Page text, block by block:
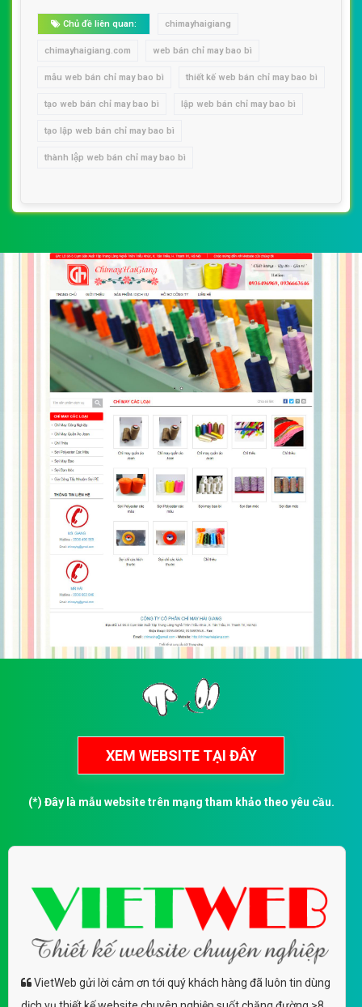
Chủ đề liên quan: chimayhaigiang
chimayhaigiang.com web bán chỉ may bao bì
mẫu web bán chỉ may bao bì thiết kế web bán chỉ may bao bì
tạo web bán chỉ may bao bì lập web bán chỉ may bao bì
tạo lập web bán chỉ may bao bì
thành lập web bán chỉ may bao bì
(*) Đây là mẫu website trên mạng tham khảo theo yêu cầu.
VietWeb gửi lời cảm ơn tới quý khách hàng đã luôn tin dùng